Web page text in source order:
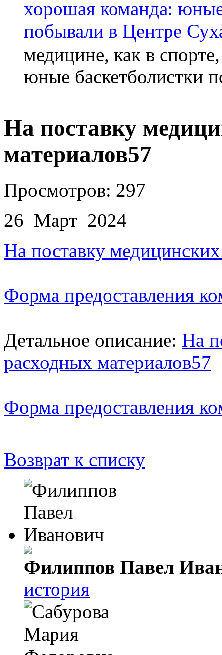
медицине, как в
юные баскетболистки
На поставку
материалов57
Просмотров: 297
26 Март 2024
На поставку
Форма предоставления
Детальное описание: На
расходных материалов57
Форма предоставления
Возврат к списку
Филиппов Павел
история